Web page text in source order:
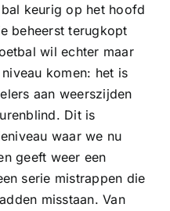
keurig op het hoofd
beheerst terugkopt
wil echter maar
komen: het is
aan weerszijden
Dit is
waar we nu
geeft weer een
serie mistrappen die
misstaan. Van